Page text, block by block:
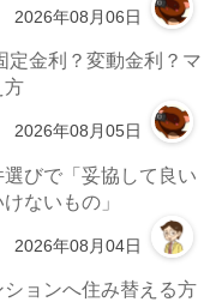
2026年08月06日
定金利？変動金利？マ
方
2026年08月05日
びで「妥協して良い
ないもの」
2026年08月04日
ョンへ住み替える方